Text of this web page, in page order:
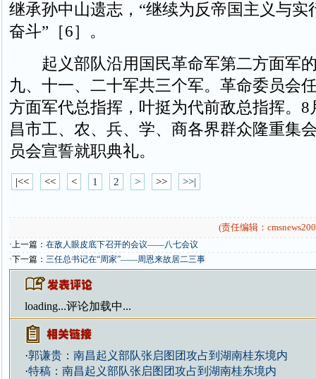
继承孙中山遗志，“继续为反帝国主义与实
奋斗”［6］。
起义部队沿用国民革命军第二方面军
九、十一、二十军共三个军。革命委员会
方面军代总指挥，叶挺为代前敌总指挥。8
昌市工、农、兵、学、商各界群众隆重集
员会宣誓就职典礼。
|<< << < 1 2 > >> >>|
(责任编辑：
·上一篇： 在敌人眼皮底下召开的会议——八七会议
·下一篇： 三任总书记在“周家”——周恩来故居二三事
loading...评论加载中...
·郭谦贵：南昌起义部队张启图团攻占到湖南桂东境内
·特稿：南昌起义部队张启图团攻占到湖南桂东境内